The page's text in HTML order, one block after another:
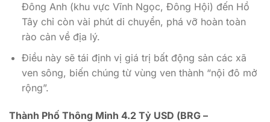
Đông Anh (khu vực Vĩnh Ngọc, Đông Hội) đến Hồ
Tây chỉ còn vài phút di chuyển, phá vỡ hoàn toàn
rào cản về địa lý.
Điều này sẽ tái định vị giá trị bất động sản các xã
ven sông, biến chúng từ vùng ven thành “nội đô mở
rộng”.
Thành Phố Thông Minh 4.2 Tỷ USD (BRG –